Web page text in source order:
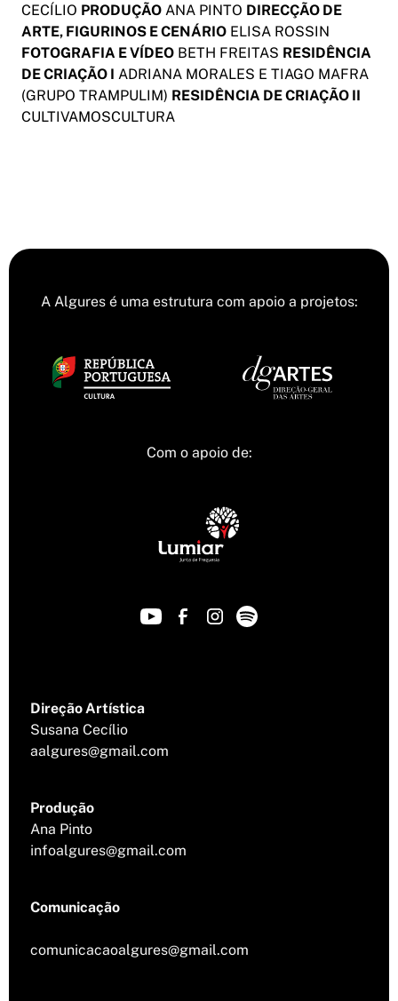
CECÍLIO PRODUÇÃO ANA PINTO DIRECÇÃO DE
ARTE, FIGURINOS E CENÁRIO ELISA ROSSIN
FOTOGRAFIA E VÍDEO BETH FREITAS RESIDÊNCIA
DE CRIAÇÃO I ADRIANA MORALES E TIAGO MAFRA
(GRUPO TRAMPULIM) RESIDÊNCIA DE CRIAÇÃO II
CULTIVAMOSCULTURA
A Algures é uma estrutura com apoio a projetos:
Com o apoio de:
Direção Artística
Susana Cecílio
aalgures@gmail.com
Produção
Ana Pinto
infoalgures@gmail.com
Comunicação
comunicacaoalgures@gmail.com